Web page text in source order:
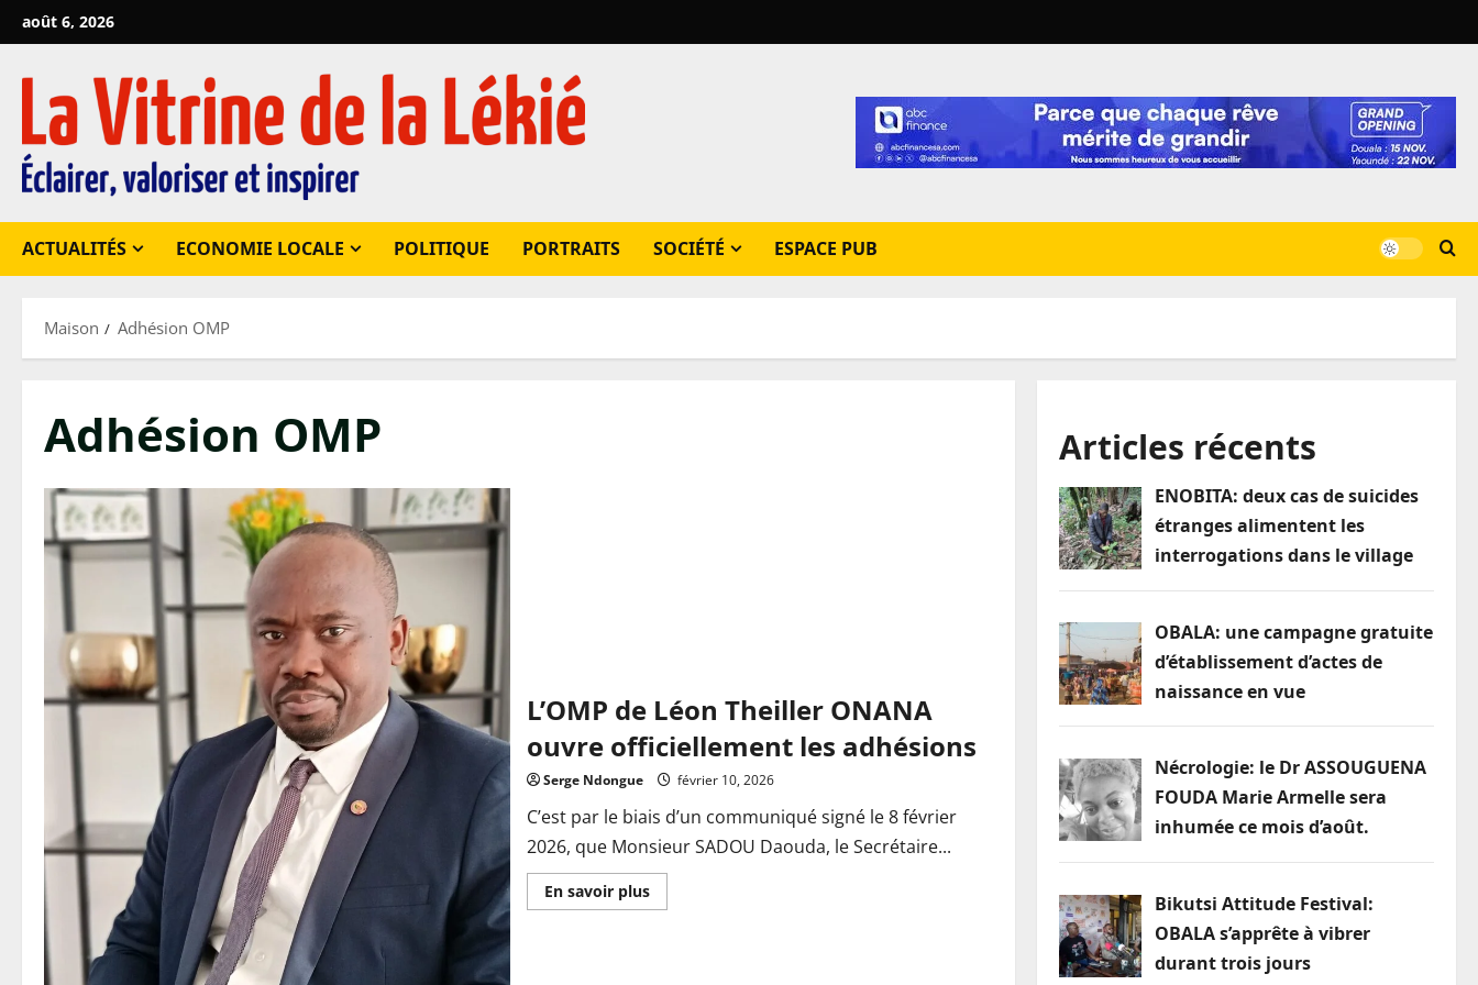
Passer
au
contenu
août 6, 2026
ACTUALITÉS ECONOMIE LOCALE POLITIQUE PORTRAITS SOCIÉTÉ ESPACE PUB
Maison Adhésion OMP
Adhésion OMP
L’OMP de Léon Theiller ONANA
ouvre officiellement les adhésions
Serge Ndongue février 10, 2026
C’est par le biais d’un communiqué signé le 8 février
2026, que Monsieur SADOU Daouda, le Secrétaire...
En savoir plusEn
savoir
Articles récents
ENOBITA: deux cas de suicides
étranges alimentent les
interrogations dans le village
OBALA: une campagne gratuite
d’établissement d’actes de
naissance en vue
Nécrologie: le Dr ASSOUGUENA
FOUDA Marie Armelle sera
inhumée ce mois d’août.
Bikutsi Attitude Festival:
OBALA s’apprête à vibrer
durant trois jours